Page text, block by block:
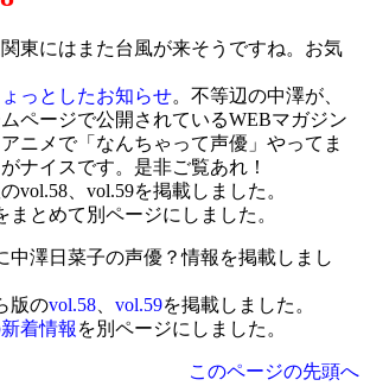
東にはまた台風が来そうですね。お気
っとしたお知らせ。不等辺の中澤が、
ページで公開されているWEBマガジン
ニメで「なんちゃって声優」やってま
ナイスです。是非ご覧あれ！
vol.58、vol.59を掲載しました。
とめて別ページにしました。
中澤日菜子の声優？情報を掲載しまし
版のvol.58、 vol.59を掲載しました。
着情報 を別ページにしました。
このページの先頭へ